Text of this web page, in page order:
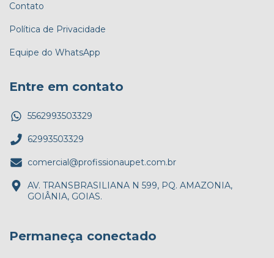
Contato
Política de Privacidade
Equipe do WhatsApp
Entre em contato
5562993503329
62993503329
comercial@profissionaupet.com.br
AV. TRANSBRASILIANA N 599, PQ. AMAZONIA,
GOIÂNIA, GOIAS.
Permaneça conectado